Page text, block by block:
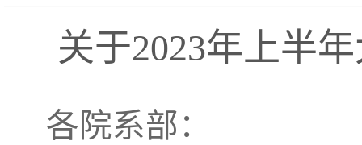
关于2023年上半
各院系部：